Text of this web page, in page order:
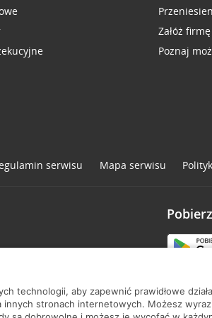
Załóż
Poznaj
serwisu Mapa serwisu
technologii, aby zapewnić prawidłowe
stronach internetowych. Możesz